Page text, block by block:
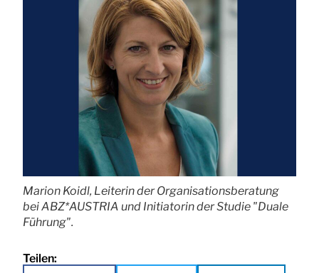
Marion Koidl, Leiterin der Organisationsberatung
bei ABZ*AUSTRIA und Initiatorin der Studie "Duale
Führung".
Teilen: